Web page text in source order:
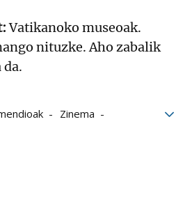
Vatikanoko museoak.
nituzke. Aho zabalik
Zinema